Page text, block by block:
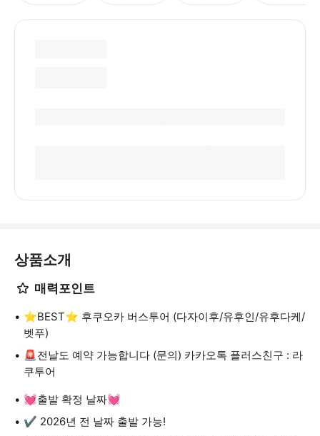
상품소개
매력포인트
⭐️BEST⭐️ 후쿠오카 버스투어 (다자이후/유후인/유후다케/
벳푸)
🚨전날도 예약 가능합니다 (문의) 카카오톡 플러스친구 : 라
쿠투어
💓출발 확정 날짜💓
✔ 2026년 전 날짜 출발 가능!